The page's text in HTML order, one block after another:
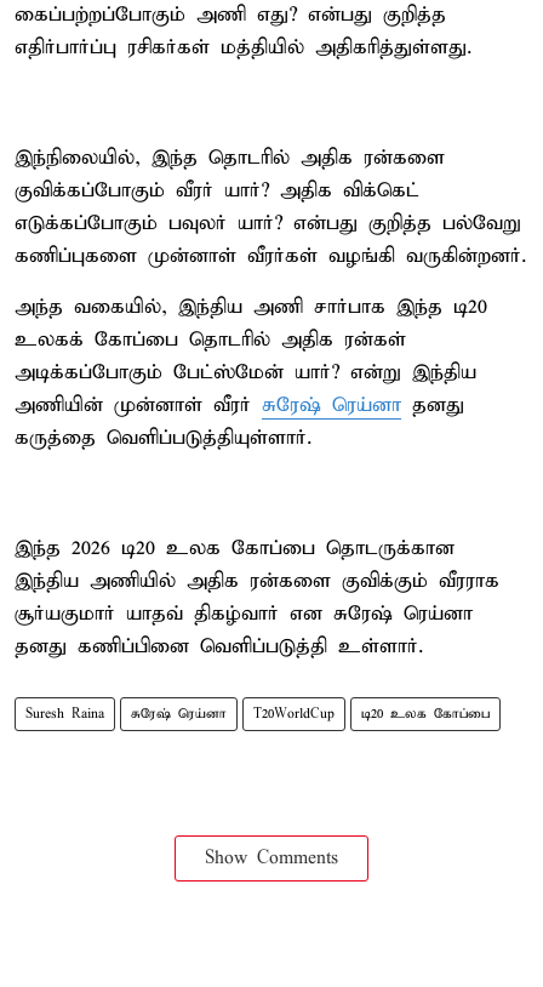
கைப்பற்றப்போகும் அணி எது? என்பது குறித்த
எதிர்பார்ப்பு ரசிகர்கள் மத்தியில் அதிகரித்துள்ளது.
இந்நிலையில், இந்த தொடரில் அதிக ரன்களை
குவிக்கப்போகும் வீரர் யார்? அதிக விக்கெட்
எடுக்கப்போகும் பவுலர் யார்? என்பது குறித்த பல்வேறு
கணிப்புகளை முன்னாள் வீரர்கள் வழங்கி வருகின்றனர்.
அந்த வகையில், இந்திய அணி சார்பாக இந்த டி20
உலகக் கோப்பை தொடரில் அதிக ரன்கள்
அடிக்கப்போகும் பேட்ஸ்மேன் யார்? என்று இந்திய
அணியின் முன்னாள் வீரர் சுரேஷ் ரெய்னா தனது
கருத்தை வெளிப்படுத்தியுள்ளார்.
இந்த 2026 டி20 உலக கோப்பை தொடருக்கான
இந்திய அணியில் அதிக ரன்களை குவிக்கும் வீரராக
சூர்யகுமார் யாதவ் திகழ்வார் என சுரேஷ் ரெய்னா
தனது கணிப்பினை வெளிப்படுத்தி உள்ளார்.
Suresh Raina சுரேஷ் ரெய்னா T20WorldCup டி20 உலக கோப்பை
Show Comments